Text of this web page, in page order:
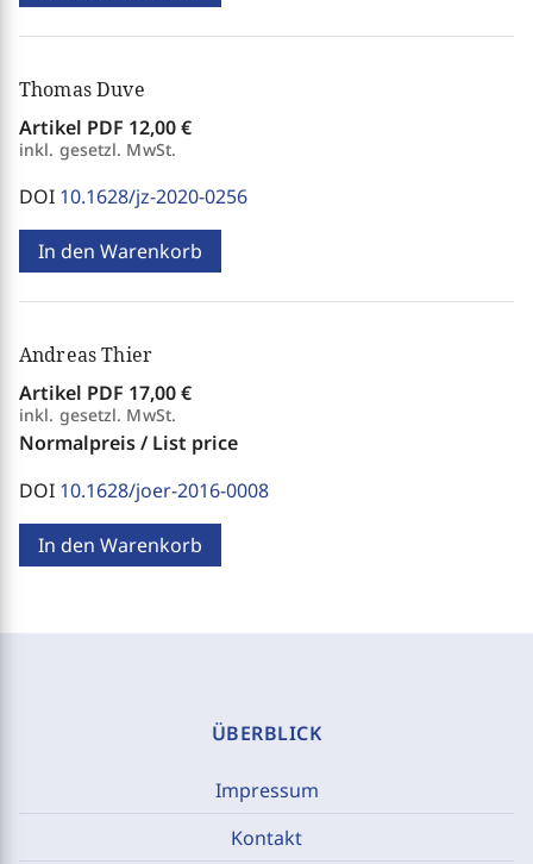
Thomas Duve
Artikel PDF 12,00 €
inkl. gesetzl. MwSt.
DOI 10.1628/jz-2020-0256
In den Warenkorb
Andreas Thier
Artikel PDF 17,00 €
inkl. gesetzl. MwSt.
Normalpreis / List price
DOI 10.1628/joer-2016-0008
In den Warenkorb
ÜBERBLICK
Impressum
Kontakt